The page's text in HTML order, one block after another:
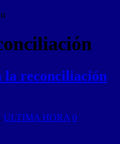
la reconciliación
, ULTIMA HORA 0